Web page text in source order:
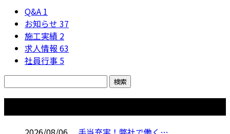
Q&A 1
お知らせ 37
施工実績 2
求人情報 63
社員行事 5